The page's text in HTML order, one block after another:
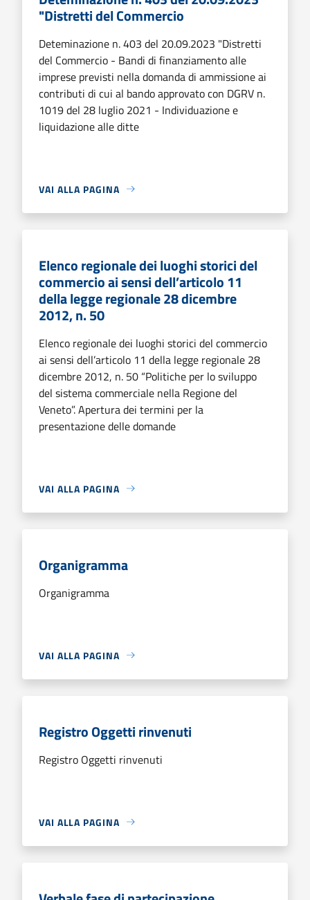
"Distretti del Commercio
Deteminazione n. 403 del 20.09.2023 "Distretti
del Commercio - Bandi di finanziamento alle
imprese previsti nella domanda di ammissione ai
contributi di cui al bando approvato con DGRV n.
1019 del 28 luglio 2021 - Individuazione e
liquidazione alle ditte
VAI ALLA PAGINA
Elenco regionale dei luoghi storici del
commercio ai sensi dell’articolo 11
della legge regionale 28 dicembre
2012, n. 50
Elenco regionale dei luoghi storici del commercio
ai sensi dell’articolo 11 della legge regionale 28
dicembre 2012, n. 50 “Politiche per lo sviluppo
del sistema commerciale nella Regione del
Veneto”. Apertura dei termini per la
presentazione delle domande
VAI ALLA PAGINA
Organigramma
Organigramma
VAI ALLA PAGINA
Registro Oggetti rinvenuti
Registro Oggetti rinvenuti
VAI ALLA PAGINA